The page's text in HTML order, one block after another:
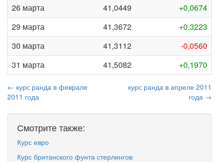
26 марта
41,0449
+0,0674
29 марта
41,3672
+0,3223
30 марта
41,3112
-0,0560
31 марта
41,5082 +0,1970
← курс ранда в феврале
2011 года
курс ранда в апреле 2011
года →
Смотрите также:
Курс евро
Курс британского фунта стерлингов